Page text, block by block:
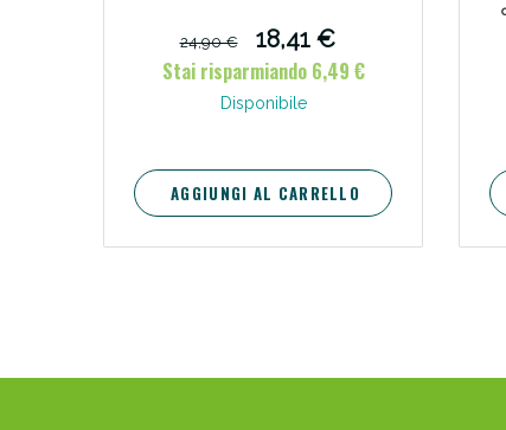
24,90 €
18,41 €
Stai risparmiando 6,49 €
Disponibile
AGGIUNGI AL CARRELLO